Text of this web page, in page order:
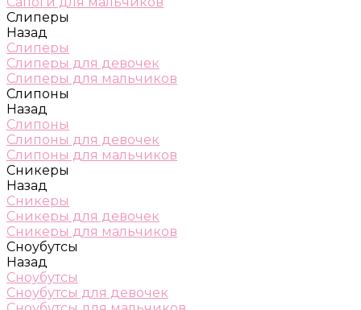
Слиперы
Назад
Слиперы
Слиперы для девочек
Слиперы для мальчиков
Слипоны
Назад
Слипоны
Слипоны для девочек
Слипоны для мальчиков
Сникеры
Назад
Сникеры
Сникеры для девочек
Сникеры для мальчиков
Сноубутсы
Назад
Сноубутсы
Сноубутсы для девочек